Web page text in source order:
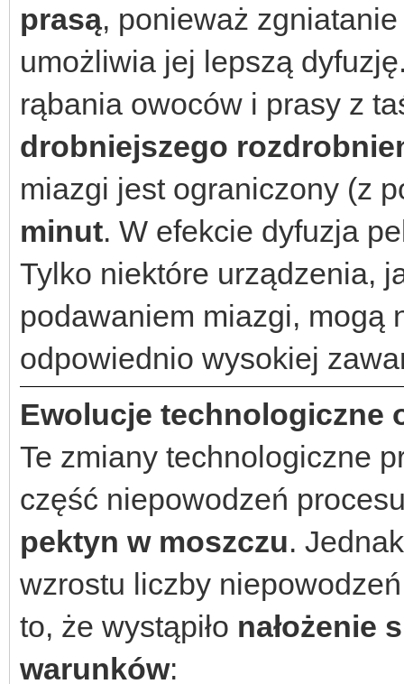
prasą, ponieważ
umożliwia jej lepszą
rąbania owoców i prasy z
drobniejszego
miazgi jest ograniczony (z
minut. W efekcie dyfuzja
Tylko niektóre urządzenia,
podawaniem miazgi, mogą
odpowiednio wysokiej
Ewolucje technologiczne
Te zmiany technologiczne
część niepowodzeń
pektyn w moszczu.
wzrostu liczby
to, że wystąpiło nałożenie
warunków: